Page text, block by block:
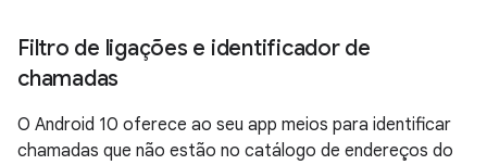
Filtro de ligações e identificador de
chamadas
O Android 10 oferece ao seu app meios para identificar
chamadas que não estão no catálogo de endereços do